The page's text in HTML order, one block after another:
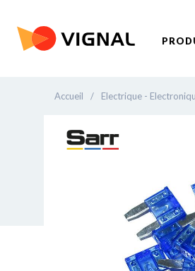
Accueil / Electrique -